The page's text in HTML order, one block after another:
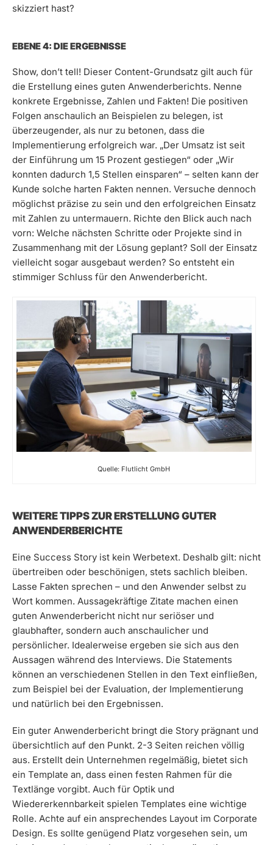
skizziert hast?
EBENE 4: DIE ERGEBNISSE
Show, don’t tell! Dieser Content-Grundsatz gilt auch für
die Erstellung eines guten Anwenderberichts. Nenne
konkrete Ergebnisse, Zahlen und Fakten! Die positiven
Folgen anschaulich an Beispielen zu belegen, ist
überzeugender, als nur zu betonen, dass die
Implementierung erfolgreich war. „Der Umsatz ist seit
der Einführung um 15 Prozent gestiegen“ oder „Wir
konnten dadurch 1,5 Stellen einsparen“ – selten kann der
Kunde solche harten Fakten nennen. Versuche dennoch
möglichst präzise zu sein und den erfolgreichen Einsatz
mit Zahlen zu untermauern. Richte den Blick auch nach
vorn: Welche nächsten Schritte oder Projekte sind in
Zusammenhang mit der Lösung geplant? Soll der Einsatz
vielleicht sogar ausgebaut werden? So entsteht ein
stimmiger Schluss für den Anwenderbericht.
Quelle: Flutlicht GmbH
WEITERE TIPPS ZUR ERSTELLUNG GUTER
ANWENDERBERICHTE
Eine Success Story ist kein Werbetext. Deshalb gilt: nicht
übertreiben oder beschönigen, stets sachlich bleiben.
Lasse Fakten sprechen – und den Anwender selbst zu
Wort kommen. Aussagekräftige Zitate machen einen
guten Anwenderbericht nicht nur seriöser und
glaubhafter, sondern auch anschaulicher und
persönlicher. Idealerweise ergeben sie sich aus den
Aussagen während des Interviews. Die Statements
können an verschiedenen Stellen in den Text einfließen,
zum Beispiel bei der Evaluation, der Implementierung
und natürlich bei den Ergebnissen.
Ein guter Anwenderbericht bringt die Story prägnant und
übersichtlich auf den Punkt. 2-3 Seiten reichen völlig
aus. Erstellt dein Unternehmen regelmäßig, bietet sich
ein Template an, dass einen festen Rahmen für die
Textlänge vorgibt. Auch für Optik und
Wiedererkennbarkeit spielen Templates eine wichtige
Rolle. Achte auf ein ansprechendes Layout im Corporate
Design. Es sollte genügend Platz vorgesehen sein, um